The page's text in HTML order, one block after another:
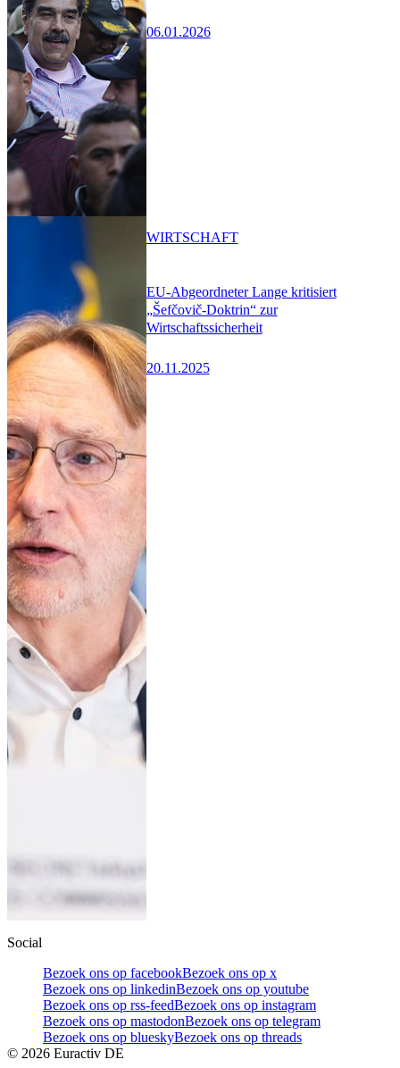
06.01.2026
EU-Abgeordneter Lange kritisiert
„Šefčovič-Doktrin“ zur
Wirtschaftssicherheit
20.11.2025
WIRTSCHAFT
Social
Bezoek ons op facebookBezoek ons op x
Bezoek ons op linkedinBezoek ons op youtube
Bezoek ons op rss-feedBezoek ons op instagram
Bezoek ons op mastodonBezoek ons op telegram
Bezoek ons op blueskyBezoek ons op threads
© 2026 Euractiv DE